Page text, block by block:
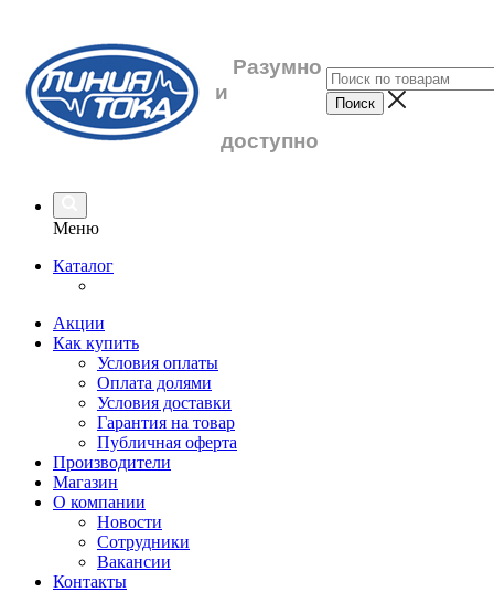
Разумно
и
доступно
Меню
Каталог
Акции
Как купить
Условия оплаты
Оплата долями
Условия доставки
Гарантия на товар
Публичная оферта
Производители
Магазин
О компании
Новости
Сотрудники
Вакансии
Контакты